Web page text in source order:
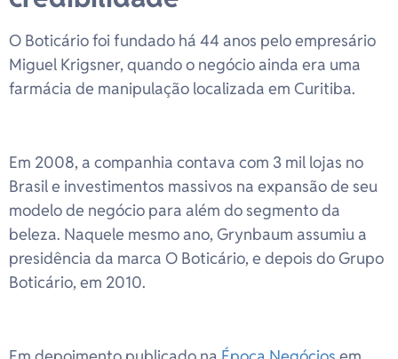
O Boticário foi fundado há 44 anos pelo empresário
Miguel Krigsner, quando o negócio ainda era uma
farmácia de manipulação localizada em Curitiba.
Em 2008, a companhia contava com 3 mil lojas no
Brasil e investimentos massivos na expansão de seu
modelo de negócio para além do segmento da
beleza. Naquele mesmo ano, Grynbaum assumiu a
presidência da marca O Boticário, e depois do Grupo
Boticário, em 2010.